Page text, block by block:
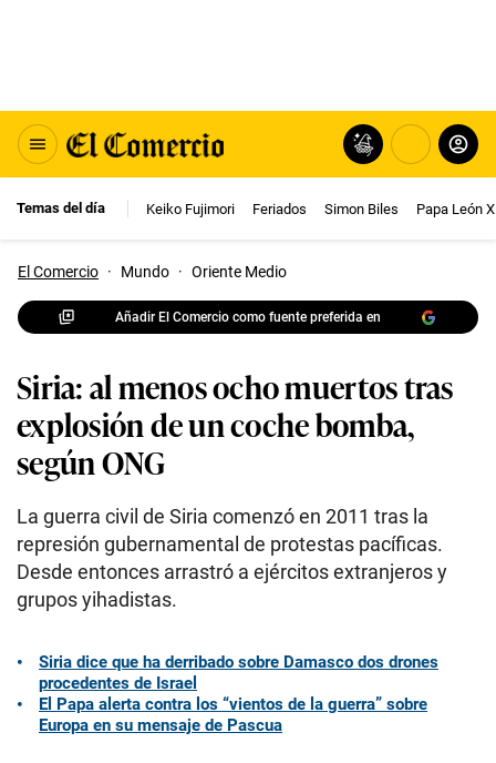
Temas del día Keiko Fujimori Feriados Simon Biles Papa León
El Comercio · Mundo · Oriente Medio
Añadir El Comercio como fuente preferida en
Siria: al menos ocho muertos tras
explosión de un coche bomba,
según ONG
La guerra civil de Siria comenzó en 2011 tras la
represión gubernamental de protestas pacíficas.
Desde entonces arrastró a ejércitos extranjeros y
grupos yihadistas.
Siria dice que ha derribado sobre Damasco dos drones
procedentes de Israel
El Papa alerta contra los “vientos de la guerra” sobre
Europa en su mensaje de Pascua